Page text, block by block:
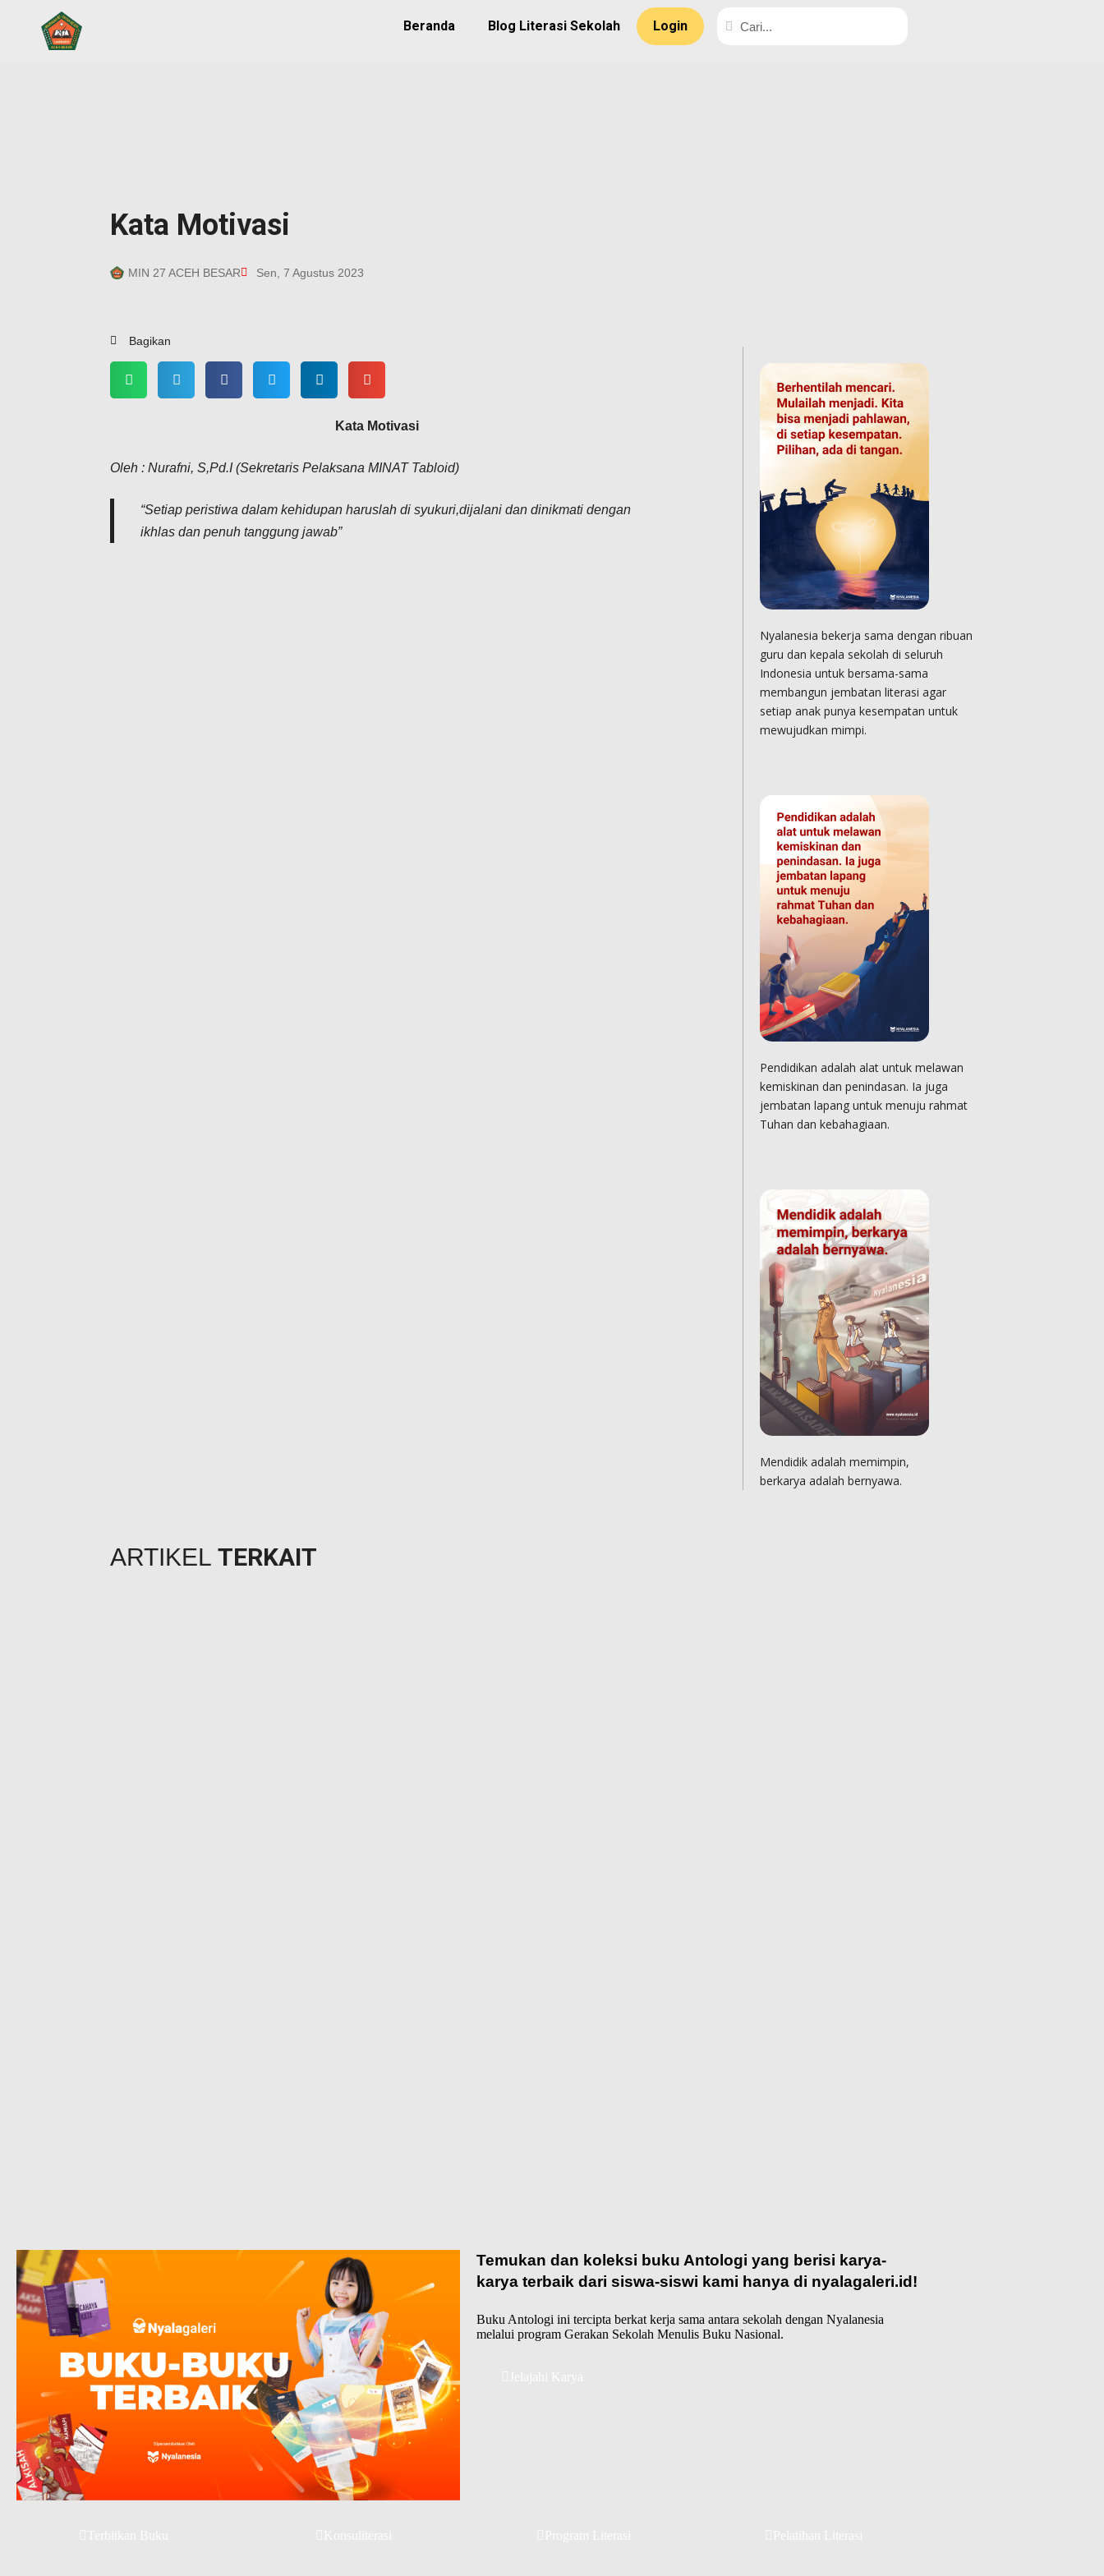
Beranda Blog Literasi Sekolah Login
Kata Motivasi
MIN 27 ACEH BESAR Sen, 7 Agustus 2023
Bagikan
Kata Motivasi
Oleh : Nurafni, S,Pd.I (Sekretaris Pelaksana MINAT Tabloid)
“Setiap peristiwa dalam kehidupan haruslah di syukuri,dijalani dan dinikmati dengan
ikhlas dan penuh tanggung jawab”
Nyalanesia bekerja sama dengan ribuan
guru dan kepala sekolah di seluruh
Indonesia untuk bersama-sama
membangun jembatan literasi agar
setiap anak punya kesempatan untuk
mewujudkan mimpi.
Pendidikan adalah alat untuk melawan
kemiskinan dan penindasan. Ia juga
jembatan lapang untuk menuju rahmat
Tuhan dan kebahagiaan.
Mendidik adalah memimpin,
berkarya adalah bernyawa.
ARTIKELTERKAIT
Temukan dan koleksi buku Antologi yang berisi karya-
karya terbaik dari siswa-siswi kami hanya di nyalagaleri.id !
Buku Antologi ini tercipta berkat kerja sama antara sekolah dengan Nyalanesia
melalui program Gerakan Sekolah Menulis Buku Nasional.